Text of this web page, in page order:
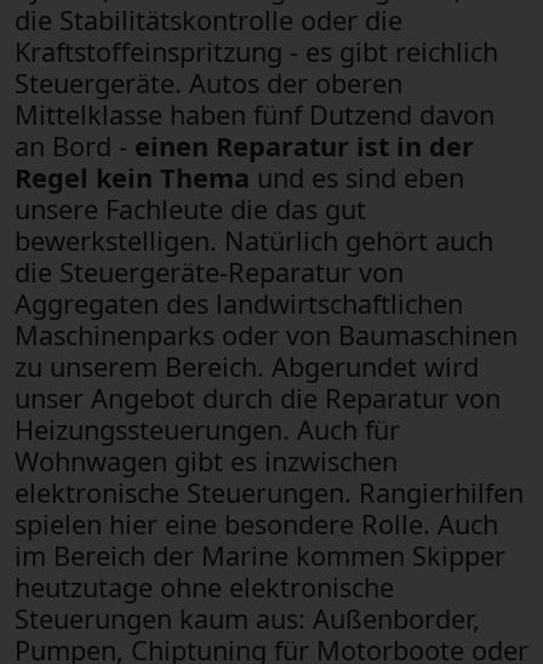
die Stabilitätskontrolle oder die
Kraftstoffeinspritzung - es gibt reichlich
Steuergeräte. Autos der oberen
Mittelklasse haben fünf Dutzend davon
an Bord - einen Reparatur ist in der
Regel kein Thema und es sind eben
unsere Fachleute die das gut
bewerkstelligen. Natürlich gehört auch
die Steuergeräte-Reparatur von
Aggregaten des landwirtschaftlichen
Maschinenparks oder von Baumaschinen
zu unserem Bereich. Abgerundet wird
unser Angebot durch die Reparatur von
Heizungssteuerungen. Auch für
Wohnwagen gibt es inzwischen
elektronische Steuerungen. Rangierhilfen
spielen hier eine besondere Rolle. Auch
im Bereich der Marine kommen Skipper
heutzutage ohne elektronische
Steuerungen kaum aus: Außenborder,
Pumpen, Chiptuning für Motorboote oder